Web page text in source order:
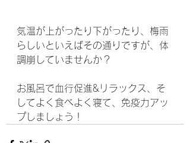
気温が上がったり下がったり、梅雨
らしいといえばその通りですが、体
調崩していませんか？
お風呂で血行促進&リラックス、そ
してよく食べよく寝て、免疫力アッ
プしましょう！